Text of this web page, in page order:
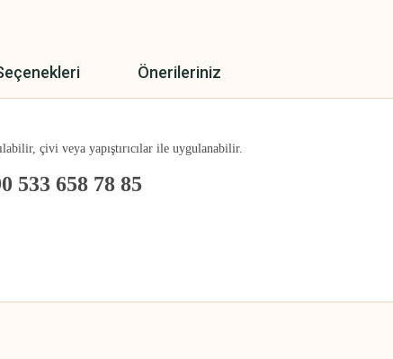
Önerileriniz
çivi veya yapıştırıcılar ile uygulanabilir.
533 658 78 85